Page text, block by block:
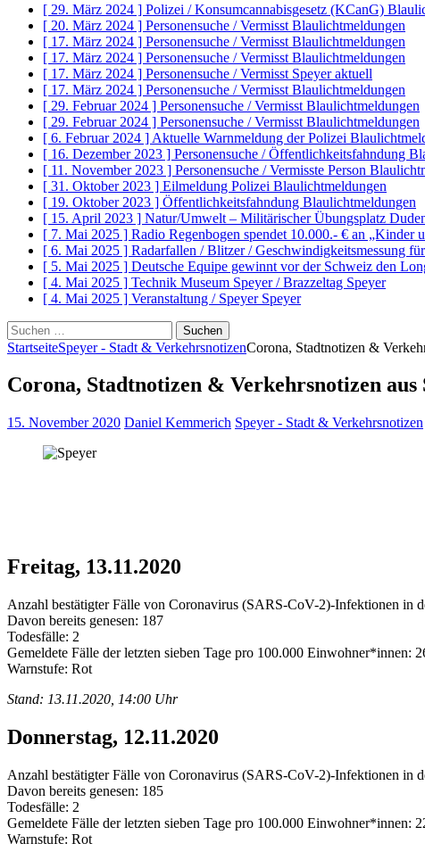
[ 29. März 2024 ] Polizei / Konsumcannabisgesetz (KCanG)
[ 20. März 2024 ] Personensuche / Vermisst Blaulichtmeldungen
[ 17. März 2024 ] Personensuche / Vermisst Blaulichtmeldungen
[ 17. März 2024 ] Personensuche / Vermisst Blaulichtmeldungen
[ 17. März 2024 ] Personensuche / Vermisst Speyer aktuell
[ 17. März 2024 ] Personensuche / Vermisst Blaulichtmeldungen
[ 29. Februar 2024 ] Personensuche / Vermisst Blaulichtmeldungen
[ 29. Februar 2024 ] Personensuche / Vermisst Blaulichtmeldungen
[ 6. Februar 2024 ] Aktuelle Warnmeldung der Polizei
[ 16. Dezember 2023 ] Personensuche / Öffentlichkeitsfahndung
[ 11. November 2023 ] Personensuche / Vermisste Person
[ 31. Oktober 2023 ] Eilmeldung Polizei Blaulichtmeldungen
[ 19. Oktober 2023 ] Öffentlichkeitsfahndung Blaulichtmeldungen
[ 15. April 2023 ] Natur/Umwelt – Militärischer Übungsplatz
[ 7. Mai 2025 ] Radio Regenbogen spendet 10.000.- € an „Kinder
[ 6. Mai 2025 ] Radarfallen / Blitzer / Geschwindigkeitsmessung
[ 5. Mai 2025 ] Deutsche Equipe gewinnt vor der Schweiz den
[ 4. Mai 2025 ] Technik Museum Speyer / Brazzeltag Speyer
[ 4. Mai 2025 ] Veranstaltung / Speyer Speyer
Suche
nach:
StartseiteSpeyer - Stadt & VerkehrsnotizenCorona, Stadtnotizen &
Corona, Stadtnotizen & Verkehrsnotizen aus
15. November 2020 Daniel Kemmerich Speyer - Stadt & Verkehrsnotizen
Freitag, 13.11.2020
Anzahl bestätigter Fälle von Coronavirus (SARS-CoV-2)-Infektionen in
Davon bereits genesen: 187
Todesfälle: 2
Gemeldete Fälle der letzten sieben Tage pro 100.000 Einwohner*innen:
Warnstufe: Rot
Stand: 13.11.2020, 14:00 Uhr
Donnerstag, 12.11.2020
Anzahl bestätigter Fälle von Coronavirus (SARS-CoV-2)-Infektionen in
Davon bereits genesen: 185
Todesfälle: 2
Gemeldete Fälle der letzten sieben Tage pro 100.000 Einwohner*innen:
Warnstufe: Rot